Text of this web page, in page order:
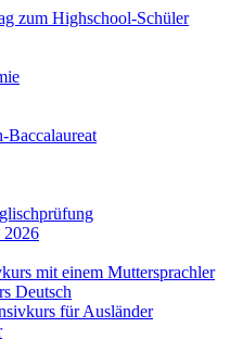
zum Highschool-Schüler
Baccalaureat
2026
mit einem Muttersprachler
Deutsch
für Ausländer